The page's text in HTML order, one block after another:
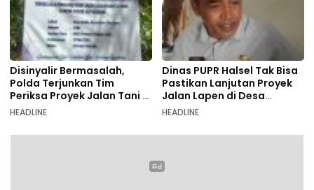
Disinyalir Bermasalah,
Polda Terjunkan Tim
Periksa Proyek Jalan Tani di
Galala
HEADLINE
Dinas PUPR Halsel Tak Bisa
Pastikan Lanjutan Proyek
Jalan Lapen di Desa
Sambiki
HEADLINE